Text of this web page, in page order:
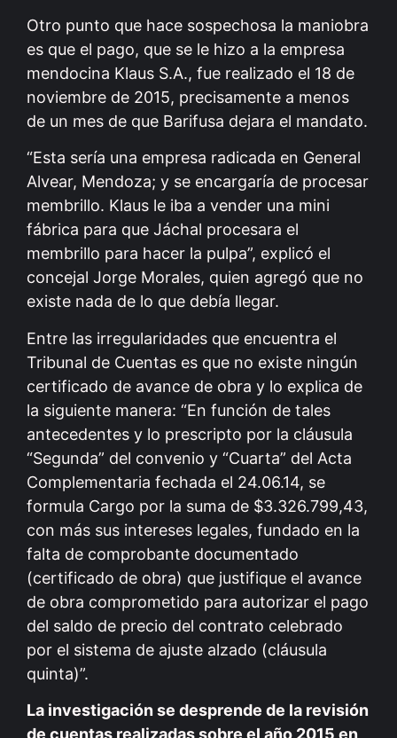
Otro punto que hace sospechosa la maniobra
es que el pago, que se le hizo a la empresa
mendocina Klaus S.A., fue realizado el 18 de
noviembre de 2015, precisamente a menos
de un mes de que Barifusa dejara el mandato.
“Esta sería una empresa radicada en General
Alvear, Mendoza; y se encargaría de procesar
membrillo. Klaus le iba a vender una mini
fábrica para que Jáchal procesara el
membrillo para hacer la pulpa”, explicó el
concejal Jorge Morales, quien agregó que no
existe nada de lo que debía llegar.
Entre las irregularidades que encuentra el
Tribunal de Cuentas es que no existe ningún
certificado de avance de obra y lo explica de
la siguiente manera: “En función de tales
antecedentes y lo prescripto por la cláusula
“Segunda” del convenio y “Cuarta” del Acta
Complementaria fechada el 24.06.14, se
formula Cargo por la suma de $3.326.799,43,
con más sus intereses legales, fundado en la
falta de comprobante documentado
(certificado de obra) que justifique el avance
de obra comprometido para autorizar el pago
del saldo de precio del contrato celebrado
por el sistema de ajuste alzado (cláusula
quinta)”.
La investigación se desprende de la revisión
de cuentas realizadas sobre el año 2015 en